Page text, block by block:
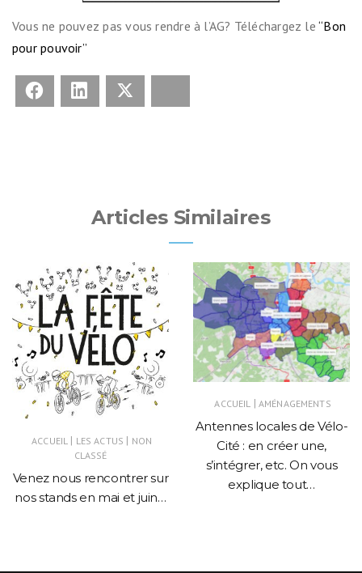
Vous ne pouvez pas vous rendre à l’AG? Téléchargez le“Bon
pour pouvoir”
Facebook LinkedIn
Articles Similaires
ACCUEIL | LES ACTUS | NON
CLASSÉ
Venez nous rencontrer sur
nos stands en mai et juin…
ACCUEIL | AMÉNAGEMENTS
Antennes locales de Vélo-
Cité : en créer une,
s’intégrer, etc. On vous
explique tout…